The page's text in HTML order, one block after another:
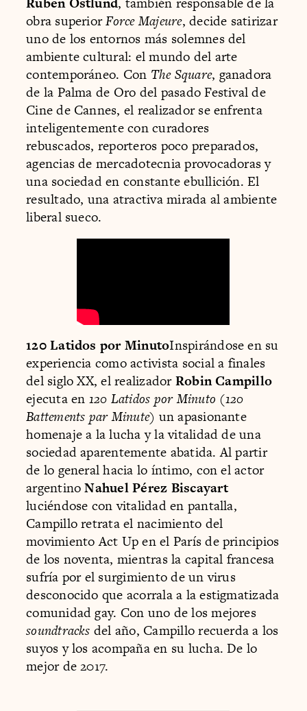
obra superiorForce Majeure, decide satirizar
uno de los entornos más solemnes del
ambiente cultural: el mundo del arte
contemporáneo. Con The Square, ganadora
de la Palma de Oro del pasado Festival de
Cine de Cannes, el realizador se enfrenta
inteligentemente con curadores
rebuscados, reporteros poco preparados,
agencias de mercadotecnia provocadoras y
una sociedad en constante ebullición. El
resultado, una atractiva mirada al ambiente
liberal sueco.
120 Latidos por MinutoInspirándose en su
experiencia como activista social a finales
del siglo XX, el realizadorRobin Campillo
ejecuta en 120 Latidos por Minuto (120
Battements par Minute) un apasionante
homenaje a la lucha y la vitalidad de una
sociedad aparentemente abatida. Al partir
de lo general hacia lo íntimo, con el actor
argentinoNahuel Pérez Biscayart
luciéndose con vitalidad en pantalla,
Campillo retrata el nacimiento del
movimiento Act Up en el París de principios
de los noventa, mientras la capital francesa
sufría por el surgimiento de un virus
desconocido que acorrala a la estigmatizada
comunidad gay. Con uno de los mejores
soundtracks del año, Campillo recuerda a los
suyos y los acompaña en su lucha. De lo
mejor de 2017.